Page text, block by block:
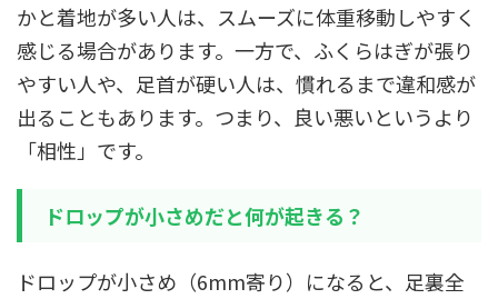
かと着地が多い人は、スムーズに体重移動しやすく
感じる場合があります。一方で、ふくらはぎが張り
やすい人や、足首が硬い人は、慣れるまで違和感が
出ることもあります。つまり、良い悪いというより
「相性」です。
ドロップが小さめだと何が起きる？
ドロップが小さめ（6mm寄り）になると、足裏全